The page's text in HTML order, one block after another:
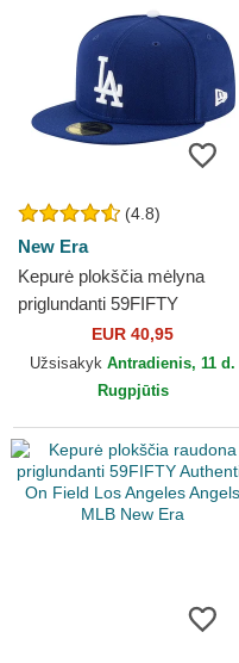
(4.8)
New Era
Kepurė plokščia mėlyna
priglundanti 59FIFTY
Authentic On Field Game Los
Angeles Dodgers MLB New
EUR 40,95
Užsisakyk Antradienis, 11 d.
Rugpjūtis